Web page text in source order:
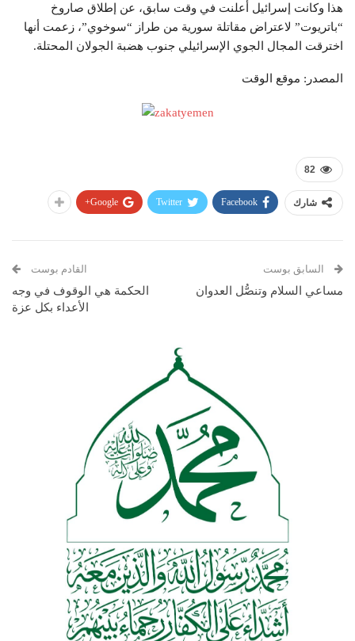
هذا وكانت إسرائيل أعلنت في وقت سابق، عن إطلاق صاروخ
“باتريوت” لاعتراض مقاتلة سورية من طراز “سوخوي”، زعمت أنها
اخترقت المجال الجوي الإسرائيلي جنوب هضبة الجولان المحتلة.
المصدر: موقع الوقت
82
شارك Facebook
Twitter
Google+
السابق بوست
مساعي السلام وتنصُّل العدوان
القادم بوست
الحكمة هي الوقوف في وجه
الأعداء بكل عزة